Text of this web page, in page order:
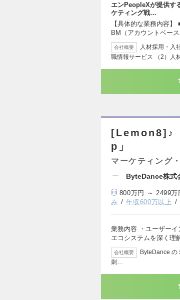
エンPeopleXが提供す
ケティング戦…
【具体的な業務内容
BM（アカウントベー
会社概要
人材採用・入
職情報サービス （2）人
[Lemon8]♪
p」
マーケティング
ByteDance株式
800万円 ～ 2499万
み
年収600万以上
業務内容 ・ユーザー
エコシステムを深く理
会社概要
ByteDance の
刺…